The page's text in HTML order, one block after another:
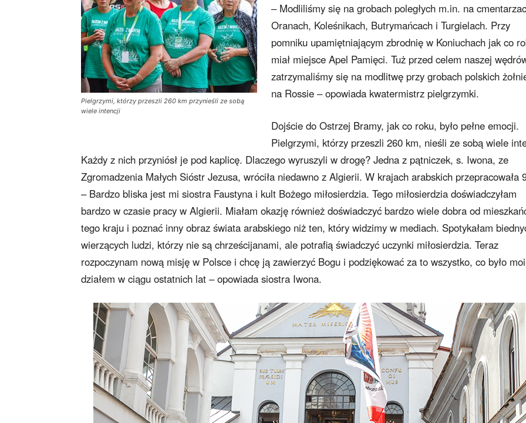
Pielgrzymi, którzy przeszli 260 km przynieśli ze sobą
wiele intencji
– Modliliśmy się na grobach poległych m.in. na
Oranach, Koleśnikach, Butrymańcach i Turgielach. Przy
pomniku upamiętniającym zbrodnię w Koniuchach jak co
miał miejsce Apel Pamięci. Tuż przed celem naszej
zatrzymaliśmy się na modlitwę przy grobach polskich
na Rossie – opowiada kwatermistrz pielgrzymki.
Dojście do Ostrzej Bramy, jak co roku, było pełne emocji.
Pielgrzymi, którzy przeszli 260 km, nieśli ze sobą wiele
Każdy z nich przyniósł je pod kaplicę. Dlaczego wyruszyli w drogę? Jedna z pątniczek, s. Iwona, ze
Zgromadzenia Małych Sióstr Jezusa, wróciła niedawno z Algierii. W krajach arabskich przepracowała
– Bardzo bliska jest mi siostra Faustyna i kult Bożego miłosierdzia. Tego miłosierdzia doświadczyłam
bardzo w czasie pracy w Algierii. Miałam okazję również doświadczyć bardzo wiele dobra od
tego kraju i poznać inny obraz świata arabskiego niż ten, który widzimy w mediach. Spotykałam
wierzących ludzi, którzy nie są chrześcijanami, ale potrafią świadczyć uczynki miłosierdzia. Teraz
rozpoczynam nową misję w Polsce i chcę ją zawierzyć Bogu i podziękować za to wszystko, co było
działem w ciągu ostatnich lat – opowiada siostra Iwona.